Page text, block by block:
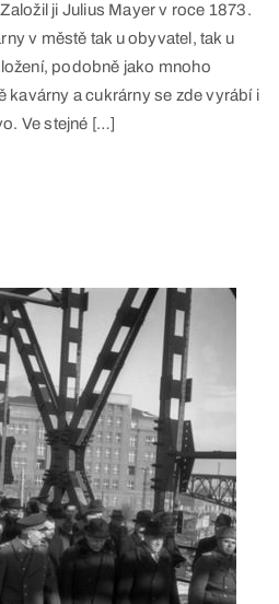
ji Julius Mayer v roce 1873.
v městě tak u obyvatel, tak u
podobně jako mnoho
kavárny a cukrárny se zde vyrábí i
Ve stejné […]